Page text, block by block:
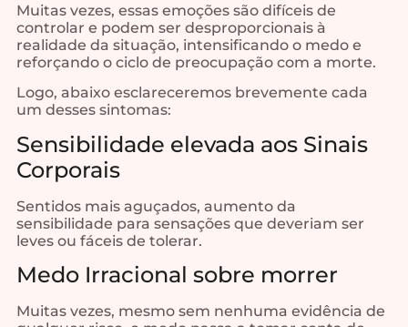
Muitas vezes, essas emoções são difíceis de
controlar e podem ser desproporcionais à
realidade da situação, intensificando o medo e
reforçando o ciclo de preocupação com a morte.
Logo, abaixo esclareceremos brevemente cada
um desses sintomas:
Sensibilidade elevada aos Sinais
Corporais
Sentidos mais aguçados, aumento da
sensibilidade para sensações que deveriam ser
leves ou fáceis de tolerar.
Medo Irracional sobre morrer
Muitas vezes, mesmo sem nenhuma evidência de